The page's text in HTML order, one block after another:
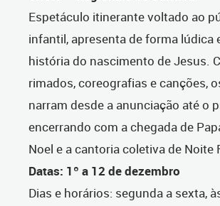
Espetáculo itinerante voltado ao
infantil, apresenta de forma lúdica
história do nascimento de Jesus.
rimados, coreografias e canções,
narram desde a anunciação até o
encerrando com a chegada de
Noel e a cantoria coletiva de Noite
Datas: 1º a 12 de dezembro
Dias e horários: segunda a sexta,